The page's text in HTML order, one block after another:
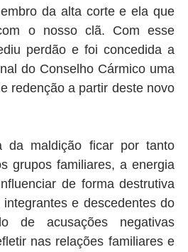
da alta corte e ela que
o nosso clã. Com esse
perdão e foi concedida a
do Conselho Cármico uma
redenção a partir deste novo
da maldição ficar por tanto
grupos familiares, a energia
de forma destrutiva
e descedentes do
de acusações negativas
nas relações familiares e